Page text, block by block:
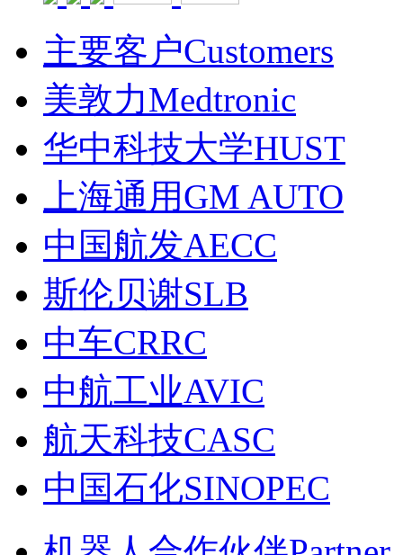
主要客户Customers
美敦力Medtronic
华中科技大学HUST
上海通用GM AUTO
中国航发AECC
斯伦贝谢SLB
中车CRRC
中航工业AVIC
航天科技CASC
中国石化SINOPEC